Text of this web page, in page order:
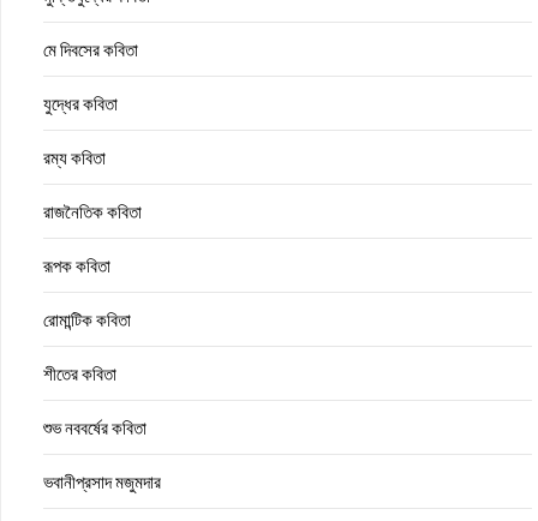
মে দিবসের কবিতা
যুদ্ধের কবিতা
রম্য কবিতা
রাজনৈতিক কবিতা
রূপক কবিতা
রোমান্টিক কবিতা
শীতের কবিতা
শুভ নববর্ষের কবিতা
ভবানীপ্রসাদ মজুমদার